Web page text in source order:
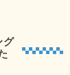
グ